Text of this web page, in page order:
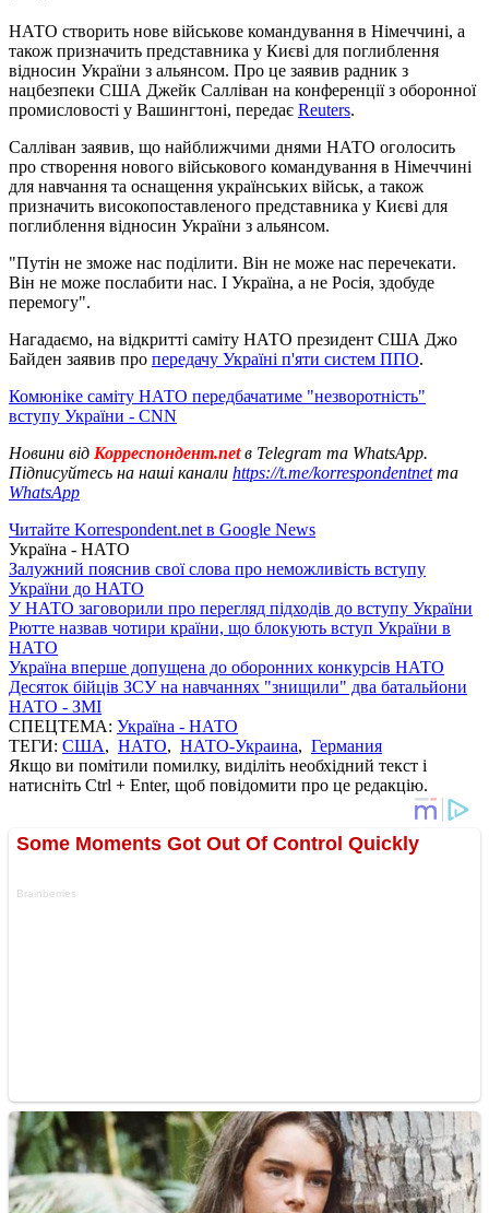
НАТО створить нове військове командування в Німеччині, а
також призначить представника у Києві для поглиблення
відносин України з альянсом. Про це заявив радник з
нацбезпеки США Джейк Салліван на конференції з оборонної
промисловості у Вашингтоні, передає Reuters.
Салліван заявив, що найближчими днями НАТО оголосить
про створення нового військового командування в Німеччині
для навчання та оснащення українських військ, а також
призначить високопоставленого представника у Києві для
поглиблення відносин України з альянсом.
"Путін не зможе нас поділити. Він не може нас перечекати.
Він не може послабити нас. І Україна, а не Росія, здобуде
перемогу".
Нагадаємо, на відкритті саміту НАТО президент США Джо
Байден заявив про передачу Україні п'яти систем ППО.
Комюніке саміту НАТО передбачатиме "незворотність"
вступу України - CNN
Новини від Корреспондент.netв Telegram та WhatsApp.
Підписуйтесь на наші канали https://t.me/korrespondentnetта
WhatsApp
Читайте Korrespondent.net в Google News
Україна - НАТО
Залужний пояснив свої слова про неможливість вступу
України до НАТО
У НАТО заговорили про перегляд підходів до вступу України
Рютте назвав чотири країни, що блокують вступ України в
НАТО
Україна вперше допущена до оборонних конкурсів НАТО
Десяток бійців ЗСУ на навчаннях "знищили" два батальйони
НАТО - ЗМІ
СПЕЦТЕМА: Україна - НАТО
ТЕГИ: США, НАТО, НАТО-Украина, Германия
Якщо ви помітили помилку, виділіть необхідний текст і
натисніть Ctrl + Enter, щоб повідомити про це редакцію.